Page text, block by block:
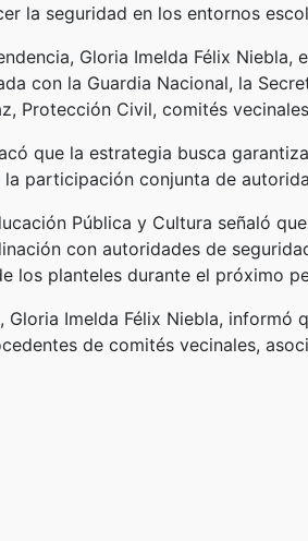
la seguridad en los entornos
Gloria Imelda Félix Niebla,
con la Guardia Nacional, la
Protección Civil, comités
que la estrategia busca
la participación conjunta de
Pública y Cultura señaló
con autoridades de
los planteles durante el próximo
Gloria Imelda Félix Niebla, informó
de comités vecinales,